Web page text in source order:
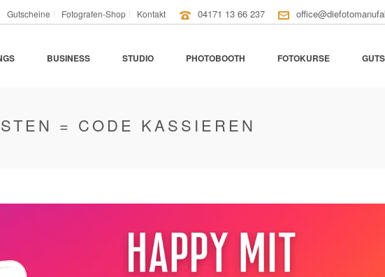
Gutscheine Fotografen-Shop Kontakt 04171 13 66 237
BUSINESS STUDIO PHOTOBOOTH FOTOKURSE
= CODE KASSIEREN